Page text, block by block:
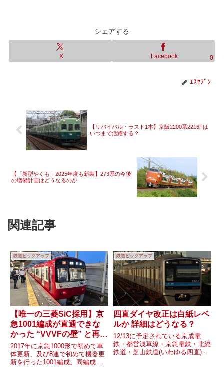
シェアする
X Facebook 0
ｴｽｾﾌﾞﾝ
【リバイバル・ラスト1本】京阪2200系2216Fは
いつまで活躍する？
【「新型やくも」2025年度も新製】273系の今後
の増備計画はどうなるのか
関連記事
鉄道ピックアップ
【唯一の三菱SiC採用】京
急1001編成が直通できな
かった “VVVFの壁” と再開
の経緯
2017年に京急1000形で初めて車
体更新、及び8連で初めて機器更
新を行った1001編成。同編成は
鉄道ピックアップ
四直ダイヤ改正は白紙レベ
ルか 詳細はどうなる？
12/13に予定されている京成電
鉄・都営浅草線・京急電鉄・北総
鉄道・芝山鉄道(いわゆる四直)の